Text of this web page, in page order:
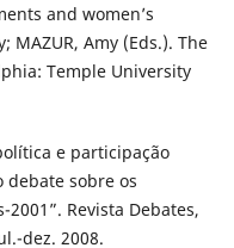
and women’s
MAZUR, Amy (Eds.). The
Temple University
e participação
debate sobre os
Revista Debates,
dez. 2008.